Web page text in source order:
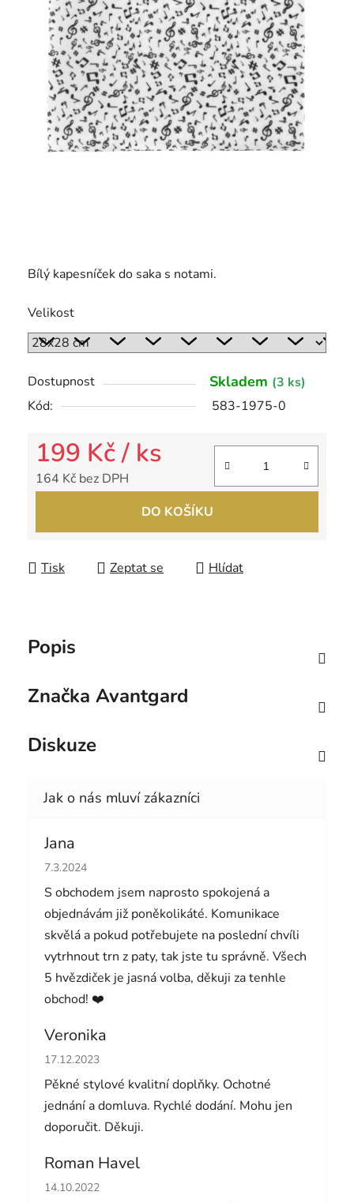
Bílý kapesníček do saka s notami.
Velikost
Dostupnost Skladem (3 ks)
Kód:
583-1975-0
199 Kč/ ks
164 Kč bez DPH
DO KOŠÍKU
Tisk Zeptat se Hlídat
Popis
Značka Avantgard
Diskuze
Jana
Hodnocení obchodu je 5 z 5 hvězdiček.
7.3.2024
S obchodem jsem naprosto spokojená a
objednávám již poněkolikáté. Komunikace
skvělá a pokud potřebujete na poslední chvíli
vytrhnout trn z paty, tak jste tu správně. Všech
5 hvězdiček je jasná volba, děkuji za tenhle
obchod! ❤️
Veronika
Hodnocení obchodu je 5 z 5 hvězdiček.
17.12.2023
Pěkné stylové kvalitní doplňky. Ochotné
jednání a domluva. Rychlé dodání. Mohu jen
doporučit. Děkuji.
Roman Havel
Hodnocení obchodu je 5 z 5 hvězdiček.
14.10.2022